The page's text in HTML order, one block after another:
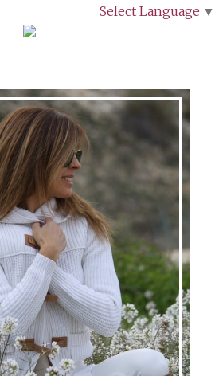
Select Language ▼